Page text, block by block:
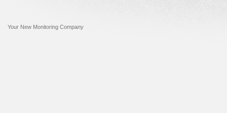
Your New Monitoring Company